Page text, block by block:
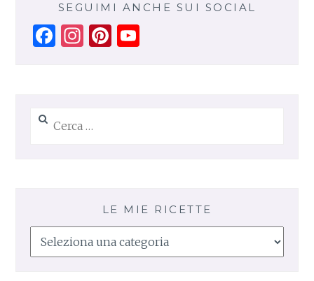
SEGUIMI ANCHE SUI SOCIAL
Facebook
Instagram
Pinterest
per:
LE MIE RICETTE
mie